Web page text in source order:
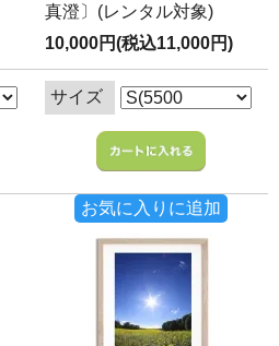
真澄〕(レンタル対象)
10,000円(税込11,000円)
サイズ
お気に入りに追加